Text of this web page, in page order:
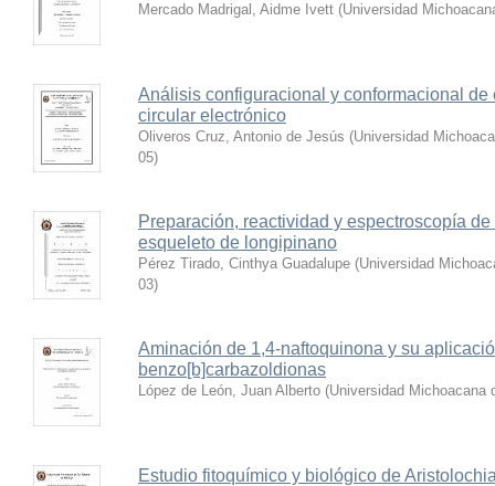
Mercado Madrigal, Aidme Ivett (Universidad
Análisis configuracional y conformacional
circular electrónico
Oliveros Cruz, Antonio de Jesús (Universidad
05)
Preparación, reactividad y espectroscopía
esqueleto de longipinano
Pérez Tirado, Cinthya Guadalupe (Universidad
03)
Aminación de 1,4-naftoquinona y su
benzo[b]carbazoldionas
López de León, Juan Alberto (Universidad Michoacana
Estudio fitoquímico y biológico de